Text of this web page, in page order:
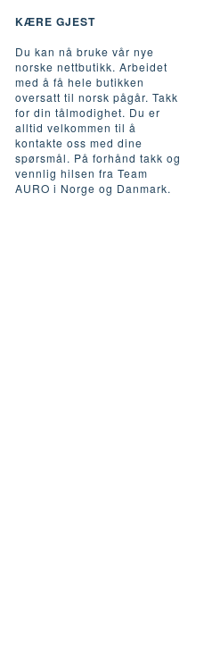
KÆRE GJEST
Du kan nå bruke vår nye
norske nettbutikk. Arbeidet
med å få hele butikken
oversatt til norsk pågår. Takk
for din tålmodighet. Du er
alltid velkommen til å
kontakte oss med dine
spørsmål. På forhånd takk og
vennlig hilsen fra Team
AURO i Norge og Danmark.